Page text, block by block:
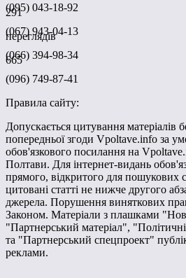
291
переглядів
665
(095) 043-18-92
(067) 943-04-13
(066) 394-98-34
(096) 749-87-41
Правила сайту:
Допускається цитування матеріалів
попередньої згоди Vpoltave.info за
обов'язкового посилання на
Полтави. Для інтернет-видань
прямого, відкритого для пошукових
цитовані статті не нижче другого
джерела. Порушення виняткових
Законом. Матеріали з плашками
"Партнерський матеріал",
та "Партнерський спецпроект"
реклами.